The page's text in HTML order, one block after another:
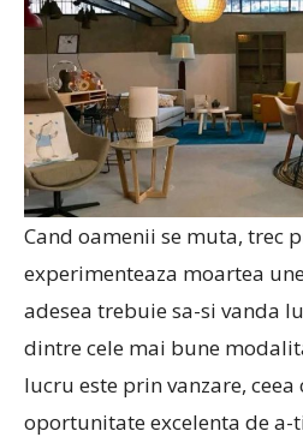
Cand oamenii se muta, trec
experimenteaza moartea
adesea trebuie sa-si vanda
dintre cele mai bune
lucru este prin vanzare, ceea
oportunitate excelenta de a-